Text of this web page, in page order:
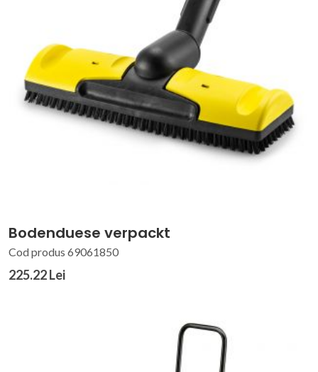
Bodenduese verpackt
Cod produs 69061850
225.22 Lei